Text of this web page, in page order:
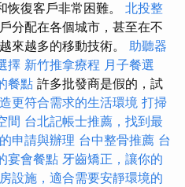
恢復客戶非常困難。 北投整
分配在各個城市，甚至在不
來越多的移動技術。 助聽器
擇 新竹推拿療程 月子餐選
餐點 許多批發商是假的，試
更符合需求的生活環境 打掃
間 台北記帳士推薦，找到最
申請與辦理 台中整骨推薦 台
宴會餐點 牙齒矯正，讓你的
設施，適合需要安靜環境的